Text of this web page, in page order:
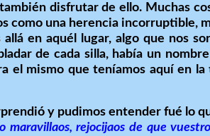
disfrutar de ello. Muchas
como una herencia incorruptible,
allá en aquél lugar, algo que nos
de cada silla, había un
el mismo que teníamos aquí en
y pudimos entender fué lo
maravillaos, rejocijaos de que